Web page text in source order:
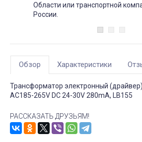
Области или транспортной
России.
Обзор Характеристики
Трансформатор электронный
AC185-265V DC 24-30V 280mA, LB155
РАССКАЗАТЬ ДРУЗЬЯМ!